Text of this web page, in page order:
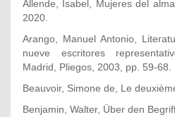
Allende, Isabel, Mujeres del
2020.
Arango, Manuel Antonio,
nueve escritores
Madrid, Pliegos, 2003, pp. 59-68.
Beauvoir, Simone de, Le
Benjamin, Walter, Über den